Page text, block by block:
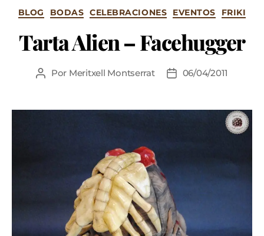
BLOG BODAS CELEBRACIONES EVENTOS FRIKI
Tarta Alien – Facehugger
Por Meritxell Montserrat 06/04/2011